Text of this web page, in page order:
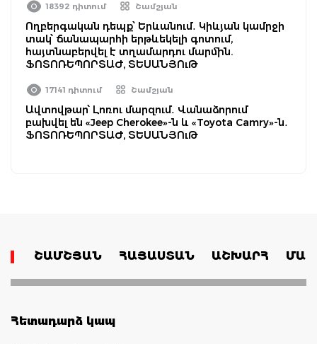
18392 դիտում Շամշյան
Ողբերգական դեպք՝ Երևանում․ Կիևյան կամրջի
տակ՝ ճանապարհի երթևեկելի գոտում,
հայտնաբերվել է տղամարդու մարմին.
ՖՈՏՈՌԵՊՈՐՏԱԺ, ՏԵՍԱՆՅՈւԹ
17141 դիտում Շամշյան
Ավտովթար՝ Լոռու մարզում․ Վանաձորում
բախվել են «Jeep Cherokee»-ն և «Toyota Camry»-ն․
ՖՈՏՈՌԵՊՈՐՏԱԺ, ՏԵՍԱՆՅՈւԹ
ՇԱՄՇՅԱՆ ՀԱՅԱՍՏԱՆ ԱՇԽԱՐՀ
Հետադարձ կապ